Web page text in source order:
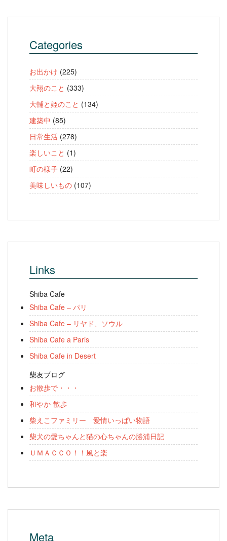
Categories
お出かけ (225)
大翔のこと (333)
大輔と姫のこと (134)
建築中 (85)
日常生活 (278)
楽しいこと (1)
町の様子 (22)
美味しいもの (107)
Links
Shiba Cafe
Shiba Cafe – パリ
Shiba Cafe – リヤド、ソウル
Shiba Cafe a Paris
Shiba Cafe in Desert
柴友ブログ
お散歩で・・・
和やか-散歩
柴えこファミリー 愛情いっぱい物語
柴犬の愛ちゃんと猫の心ちゃんの勝浦日記
ＵＭＡＣＣＯ！！風と楽
Meta